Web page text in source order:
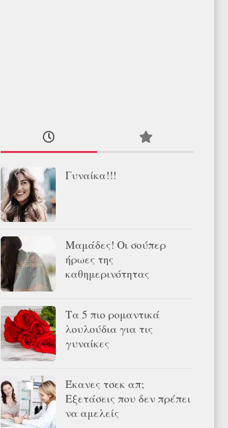
Γυναίκα!!!
Μαμάδες! Οι σούπερ
ήρωες της
καθημερινότητας
Τα 5 πιο ρομαντικά
λουλούδια για τις
γυναίκες
Έκανες τσεκ απ;
Εξετάσεις που δεν πρέπει
να αμελείς